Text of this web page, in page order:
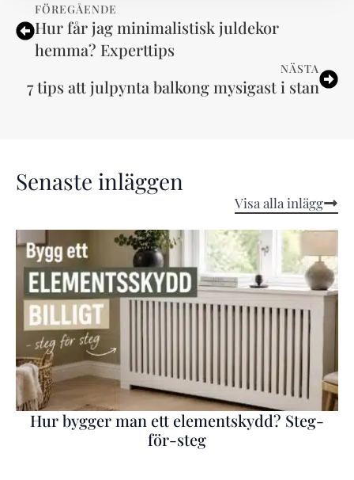
FÖREGÅENDE
Hur får jag minimalistisk juldekor
hemma? Experttips
NÄSTA
7 tips att julpynta balkong mysigast i stan
Senaste inläggen
Visa alla inlägg
Hur bygger man ett elementskydd? Steg-
för-steg